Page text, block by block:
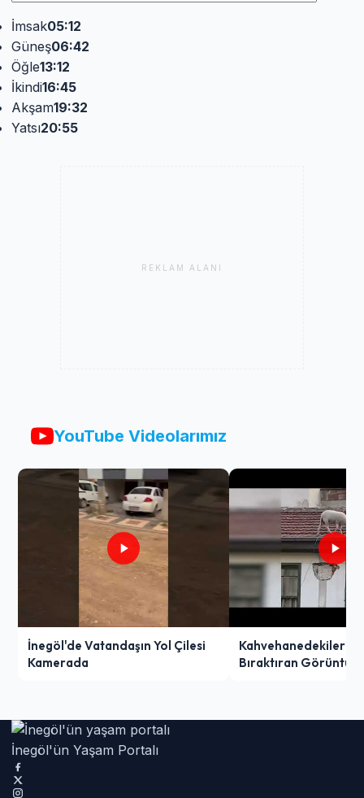
İmsak05:12
Güneş06:42
Öğle13:12
İkindi16:45
Akşam19:32
Yatsı20:55
REKLAM ALANI
YouTube Videolarımız
İnegöl'de Vatandaşın Yol Çilesi
Kamerada
Kahvehanedekiler
Bıraktıran Görüntü!
İnegöl'ün Yaşam Portalı